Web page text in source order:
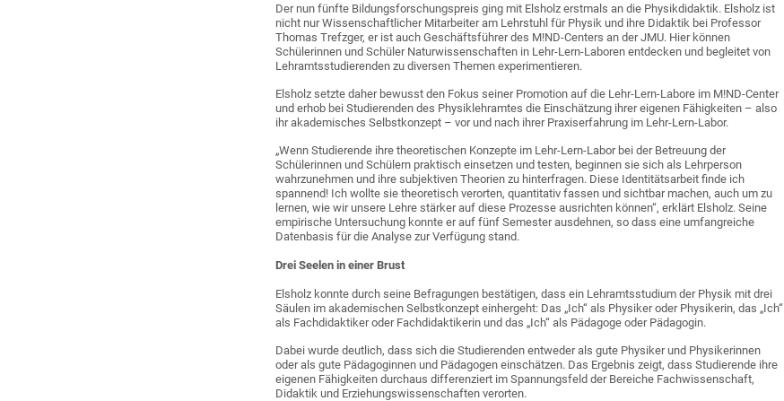
Der nun fünfte Bildungsforschungspreis ging mit Elsholz erstmals an die Physikdidaktik. Elsholz ist
nicht nur Wissenschaftlicher Mitarbeiter am Lehrstuhl für Physik und ihre Didaktik bei Professor
Thomas Trefzger, er ist auch Geschäftsführer des M!ND-Centers an der JMU. Hier können
Schülerinnen und Schüler Naturwissenschaften in Lehr-Lern-Laboren entdecken und begleitet von
Lehramtsstudierenden zu diversen Themen experimentieren.
Elsholz setzte daher bewusst den Fokus seiner Promotion auf die Lehr-Lern-Labore im M!ND-Center
und erhob bei Studierenden des Physiklehramtes die Einschätzung ihrer eigenen Fähigkeiten – also
ihr akademisches Selbstkonzept – vor und nach ihrer Praxiserfahrung im Lehr-Lern-Labor.
„Wenn Studierende ihre theoretischen Konzepte im Lehr-Lern-Labor bei der Betreuung der
Schülerinnen und Schülern praktisch einsetzen und testen, beginnen sie sich als Lehrperson
wahrzunehmen und ihre subjektiven Theorien zu hinterfragen. Diese Identitätsarbeit finde ich
spannend! Ich wollte sie theoretisch verorten, quantitativ fassen und sichtbar machen, auch um zu
lernen, wie wir unsere Lehre stärker auf diese Prozesse ausrichten können“, erklärt Elsholz. Seine
empirische Untersuchung konnte er auf fünf Semester ausdehnen, so dass eine umfangreiche
Datenbasis für die Analyse zur Verfügung stand.
Drei Seelen in einer Brust
Elsholz konnte durch seine Befragungen bestätigen, dass ein Lehramtsstudium der Physik mit drei
Säulen im akademischen Selbstkonzept einhergeht: Das „Ich“ als Physiker oder Physikerin, das „Ich“
als Fachdidaktiker oder Fachdidaktikerin und das „Ich“ als Pädagoge oder Pädagogin.
Dabei wurde deutlich, dass sich die Studierenden entweder als gute Physiker und Physikerinnen
oder als gute Pädagoginnen und Pädagogen einschätzen. Das Ergebnis zeigt, dass Studierende ihre
eigenen Fähigkeiten durchaus differenziert im Spannungsfeld der Bereiche Fachwissenschaft,
Didaktik und Erziehungswissenschaften verorten.